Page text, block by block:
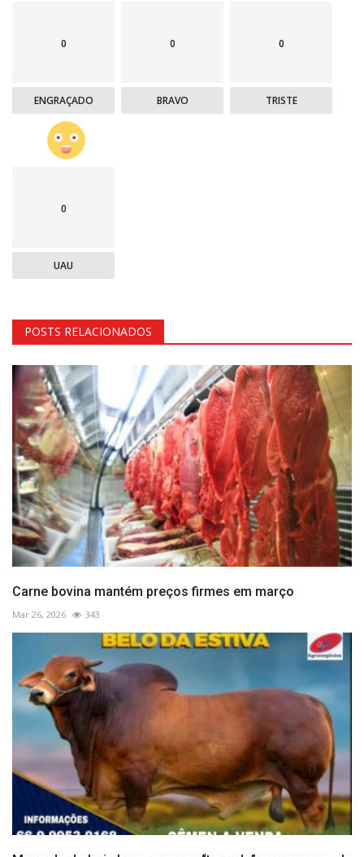
0
ENGRAÇADO
0
BRAVO
0
TRISTE
0
UAU
POSTS RELACIONADOS
Carne bovina mantém preços firmes em março
Mar 26, 2026 343